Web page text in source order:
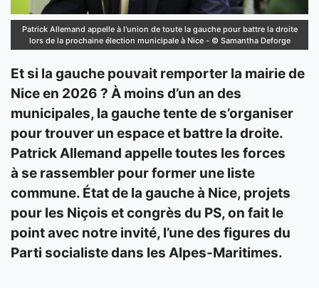
Patrick Allemand appelle à l'union de toute la gauche pour battre la droite
lors de la prochaine élection municipale à Nice - © Samantha Deforge
Et si la gauche pouvait remporter la mairie de
Nice en 2026 ? À moins d’un an des
municipales, la gauche tente de s’organiser
pour trouver un espace et battre la droite.
Patrick Allemand appelle toutes les forces
à se rassembler pour former une liste
commune. État de la gauche à Nice, projets
pour les Niçois et congrès du PS, on fait le
point avec notre invité, l’une des figures du
Parti socialiste dans les Alpes-Maritimes.